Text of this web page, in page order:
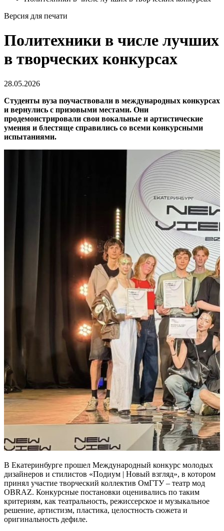
Версия для печати
Политехники в числе лучших
в творческих конкурсах
28.05.2026
Студенты вуза поучаствовали в международных конкурсах
и вернулись с призовыми местами. Они
продемонстрировали свои вокальные и артистические
умения и блестяще справились со всеми конкурсными
испытаниями.
В Екатеринбурге прошел Международный конкурс молодых
дизайнеров и стилистов «Подиум | Новый взгляд», в котором
принял участие творческий коллектив ОмГТУ – театр мод
OBRAZ. Конкурсные постановки оценивались по таким
критериям, как театральность, режиссерское и музыкальное
решение, артистизм, пластика, целостность сюжета и
оригинальность дефиле.